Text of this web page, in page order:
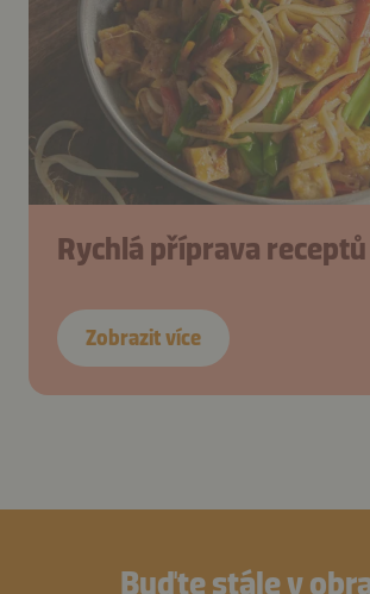
Rychlá příprava receptů
Zobrazit více
Buďte stále v